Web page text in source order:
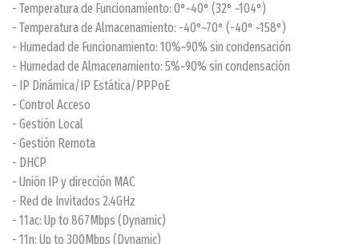
- Temperatura de Funcionamiento: 0°~40° (32° ~104°)
- Temperatura de Almacenamiento: -40°~70° (-40° ~158°)
- Humedad de Funcionamiento: 10%~90% sin condensación
- Humedad de Almacenamiento: 5%~90% sin condensación
- IP Dinámica/IP Estática/PPPoE
- Control Acceso
- Gestión Local
- Gestión Remota
- DHCP
- Unión IP y dirección MAC
- Red de Invitados 2.4GHz
- 11ac: Up to 867Mbps (Dynamic)
- 11n: Up to 300Mbps (Dynamic)